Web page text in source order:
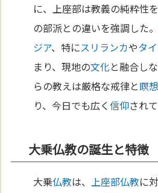
に、上座部は教義の純粋性
の部派との違いを強調した。
ジア、特にスリランカやタイ
まり、現地の文化と融合し
らの教えは厳格な戒律と瞑想
り、今日でも広く信仰され
大乗仏教の誕生と特徴
大乗仏教は、上座部仏教に